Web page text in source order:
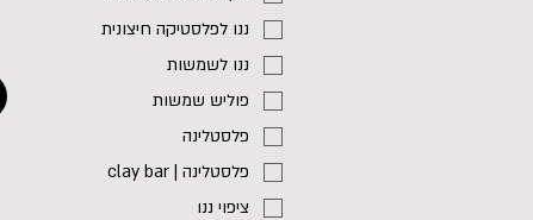
ננו לפלסטיקה חיצונית
ננו לשמשות
פוליש שמשות
פלסטלינה
פלסטלינה | clay bar
ציפוי ננו